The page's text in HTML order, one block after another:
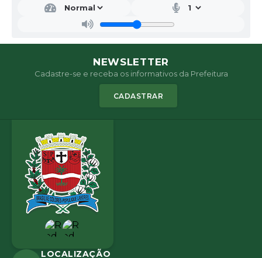
NEWSLETTER
Cadastre-se e receba os informativos da Prefeitura
CADASTRAR
LOCALIZAÇÃO